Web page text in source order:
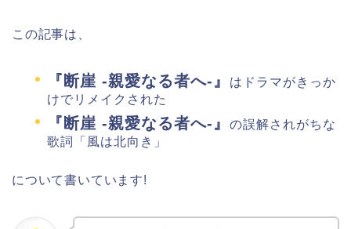
この記事は、
『断崖 -親愛なる者へ-』
はドラマがきっか
けでリメイクされた
『断崖 -親愛なる者へ-』
の誤解されがちな
歌詞「風は北向き」
について書いています!